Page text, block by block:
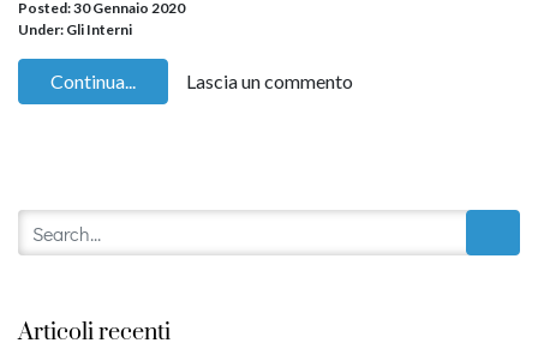
Posted: 30 Gennaio 2020
Under: Gli Interni
Continua... Lascia un commento
Articoli recenti